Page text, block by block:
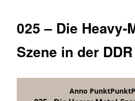
025 – Die Heavy-
Szene in der DDR